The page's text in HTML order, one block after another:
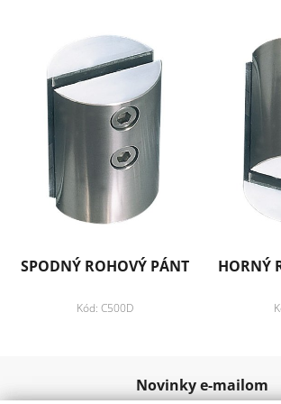
SPODNÝ ROHOVÝ PÁNT
Kód: C500D
HORNÝ
Novinky e-mailom